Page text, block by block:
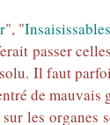
", "Insaisissables
passer
Il faut
de
les